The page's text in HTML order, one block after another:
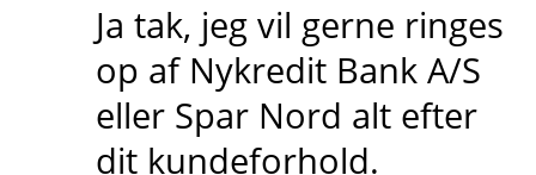
Ja tak, jeg vil gerne ringes
op af Nykredit Bank A/S
eller Spar Nord alt efter
dit kundeforhold.